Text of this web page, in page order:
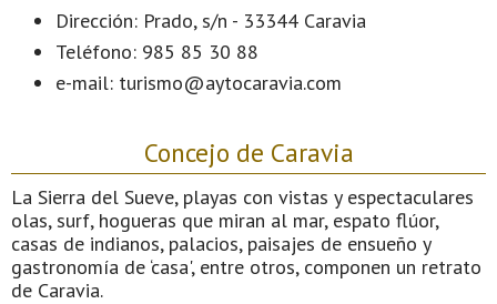
Dirección: Prado, s/n - 33344 Caravia
Teléfono: 985 85 30 88
e-mail: turismo@aytocaravia.com
Concejo de Caravia
La Sierra del Sueve, playas con vistas y espectaculares
olas, surf, hogueras que miran al mar, espato flúor,
casas de indianos, palacios, paisajes de ensueño y
gastronomía de ‘casa', entre otros, componen un retrato
de Caravia.